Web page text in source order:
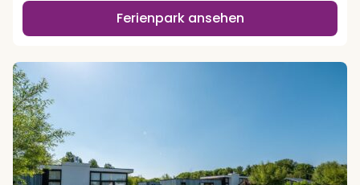
Ferienpark ansehen